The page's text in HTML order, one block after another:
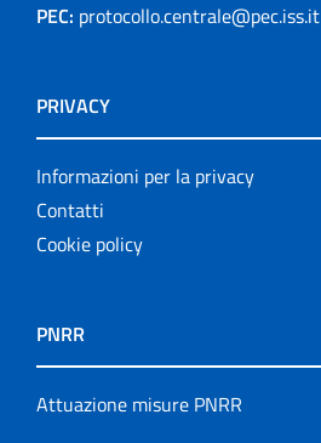
PEC: protocollo.centrale@pec.iss.it
PRIVACY
Informazioni per la privacy
Contatti
Cookie policy
PNRR
Attuazione misure PNRR